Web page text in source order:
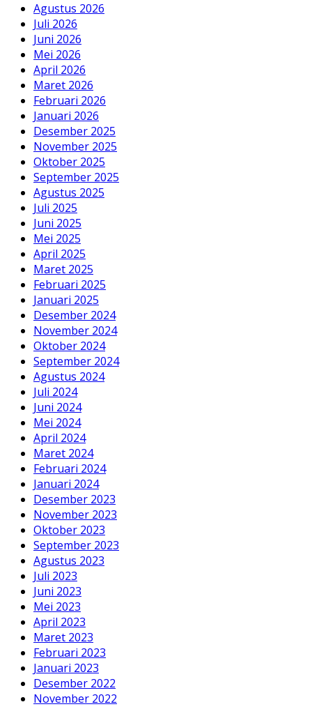
Agustus 2026
Juli 2026
Juni 2026
Mei 2026
April 2026
Maret 2026
Februari 2026
Januari 2026
Desember 2025
November 2025
Oktober 2025
September 2025
Agustus 2025
Juli 2025
Juni 2025
Mei 2025
April 2025
Maret 2025
Februari 2025
Januari 2025
Desember 2024
November 2024
Oktober 2024
September 2024
Agustus 2024
Juli 2024
Juni 2024
Mei 2024
April 2024
Maret 2024
Februari 2024
Januari 2024
Desember 2023
November 2023
Oktober 2023
September 2023
Agustus 2023
Juli 2023
Juni 2023
Mei 2023
April 2023
Maret 2023
Februari 2023
Januari 2023
Desember 2022
November 2022